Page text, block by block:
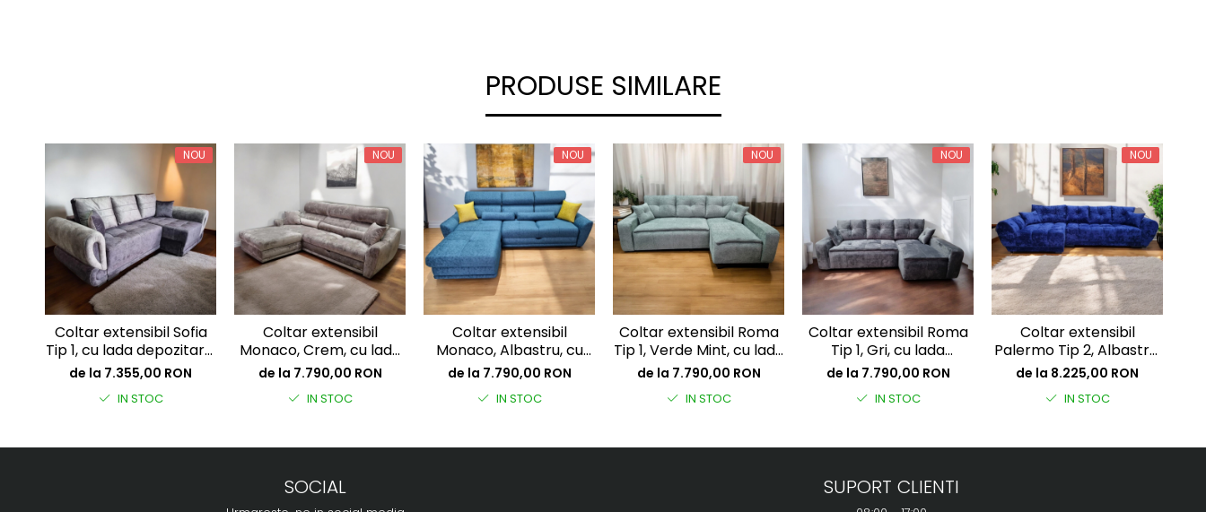
PRODUSE SIMILARE
NOU
Coltar extensibil Sofia
Tip 1, cu lada depozitare,
2500 x 1450
de la 7.355,00 RON
IN STOC
NOU
Coltar extensibil
Monaco, Crem, cu lada
depozitare, 2700 x 1800
de la 7.790,00 RON
IN STOC
NOU
Coltar extensibil
Monaco, Albastru, cu
lada depozitare, 2700 x
1800
de la 7.790,00 RON
IN STOC
NOU
Coltar extensibil Roma
Tip 1, Verde Mint, cu lada
depozitare, 2570 x 1660
de la 7.790,00 RON
IN STOC
NOU
Coltar extensibil Roma
Tip 1, Gri, cu lada
depozitare, 2570 x 1660
de la 7.790,00 RON
IN STOC
NOU
Coltar extensibil
Palermo Tip 2, Albastru,
cu lada depozitare,
3620 x 1500
de la 8.225,00 RON
IN STOC
SOCIAL SUPORT CLIENTI